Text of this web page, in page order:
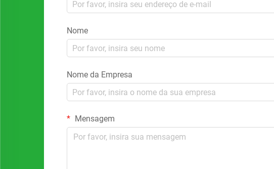
Nome
Nome da Empresa
Mensagem